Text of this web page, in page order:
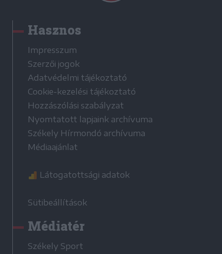
Hasznos
Impresszum
Szerzői jogok
Adatvédelmi tájékoztató
Cookie-kezelési tájékoztató
Hozzászólási szabályzat
Nyomtatott lapjaink archívuma
Székely Hírmondó archívuma
Médiaajánlat
Látogatottsági adatok
Sütibeállítások
Médiatér
Székely Sport